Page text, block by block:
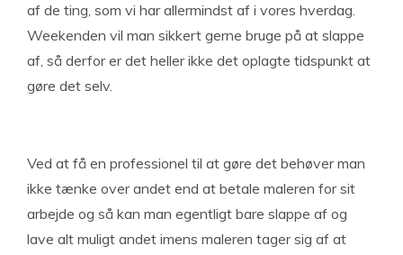
af de ting, som vi har allermindst af i vores hverdag.
Weekenden vil man sikkert gerne bruge på at slappe
af, så derfor er det heller ikke det oplagte tidspunkt at
gøre det selv.
Ved at få en professionel til at gøre det behøver man
ikke tænke over andet end at betale maleren for sit
arbejde og så kan man egentligt bare slappe af og
lave alt muligt andet imens maleren tager sig af at